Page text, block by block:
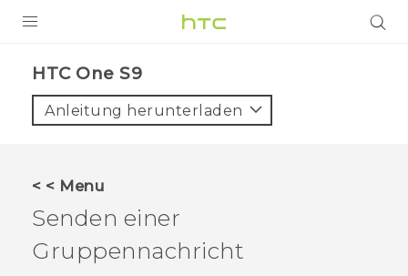
VIVE
VIVERSE
HTC One S9‎
Anleitung herunterladen
< < Menu
Senden einer
Gruppennachricht